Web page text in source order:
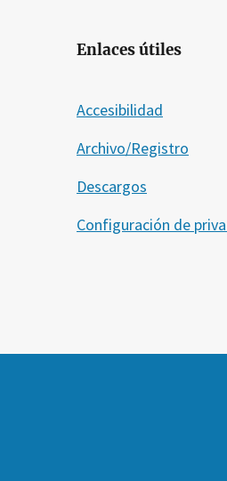
Enlaces útiles
Accesibilidad
Archivo/Registro
Descargos
Configuración de